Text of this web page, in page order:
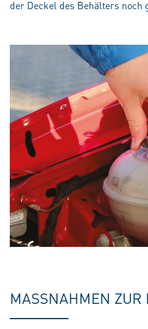
der Deckel des Behälters noch
MASSNAHMEN ZUR